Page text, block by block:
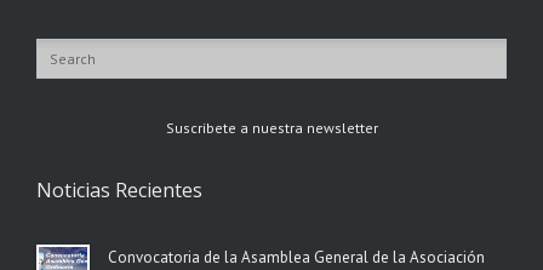
Suscribete a nuestra newsletter
Noticias Recientes
Convocatoria de la Asamblea General de la Asociación